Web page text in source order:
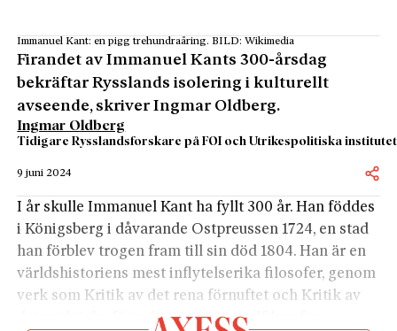
Immanuel Kant: en pigg trehundraåring. BILD: Wikimedia
Firandet av Immanuel Kants 300-årsdag
bekräftar Rysslands isolering i kulturellt
avseende, skriver Ingmar Oldberg.
Ingmar Oldberg
Tidigare Rysslandsforskare på FOI och Utrikespolitiska
9 juni 2024
I år skulle Immanuel Kant ha fyllt 300 år. Han föddes
i Königsberg i dåvarande Ostpreussen 1724, en stad
han förblev trogen fram till sin död 1804. Han är en
världs­historiens mest inflytelserika filosofer, genom
verk som Kritik av det rena förnuftet och Kritik av
det praktiska förnuftet. Inom moralfilosofin